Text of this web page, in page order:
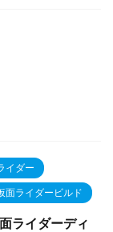
イダー
面ライダービルド
ライダーディ